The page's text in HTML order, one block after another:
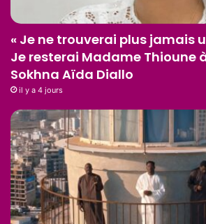
« Je ne trouverai plus jamais
Je resterai Madame Thioune
Sokhna Aïda Diallo
il y a 4 jours